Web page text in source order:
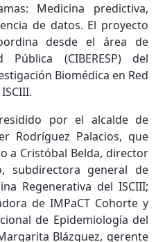
Medicina predictiva,
de datos. El proyecto
desde el área de
(CIBERESP) del
Biomédica en Red
por el alcalde de
Rodríguez Palacios, que
a Cristóbal Belda, director
subdirectora general de
Regenerativa del ISCIII;
de IMPaCT Cohorte y
de Epidemiología del
Blázquez, gerente